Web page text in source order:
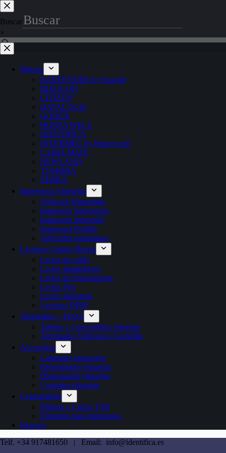
Saltar
al
contenido
Buscar
×
Marcas
BARTENDER by Seagull
BIXOLON
CITIZEN
DATALOGIC
GODEX
HONEYWELL
IDENTIFICA
INTERMEC by Honeywell
LABELMATE
NEWLAND
TOSHIBA
ZEBRA
Impresoras Etiquetas
Software Etiquetado
Impresora Sobremesa
Impresora industrial
Impresora Portátil
Aplicador automatico
Lectores Codigo Barras
Lector de cable
Lector Inalambrico
Lector de Presentacion
Lector Fijo
Lector industrial
Lectores DPM
Terminales – PDA’s
Tablets y Convertibles robustos
Terminales Vehículo o Carretilla
Accesorios
Cabezales impresion
Rebobinador etiquetas
Dispensador etiquetas
Contador etiquetas
Consumibles
Ribbon o Cintas TTR
Etiquetas para impresoras
Kioscos
Telf. +34 917481650 | Email: info@identifica.es